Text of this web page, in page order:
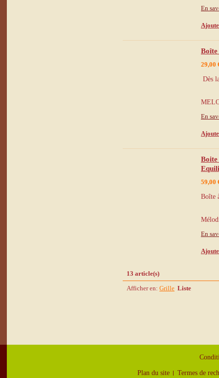
En
Boîte
29,00
Dès
En
Boite
59,00
Boîte
En
13 article(s)
Afficher en: Grille Liste
Plan du site Termes de